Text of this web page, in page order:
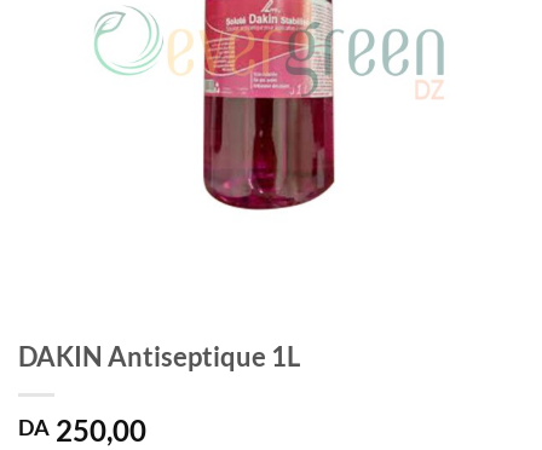
DAKIN Antiseptique 1L
DA 250,00